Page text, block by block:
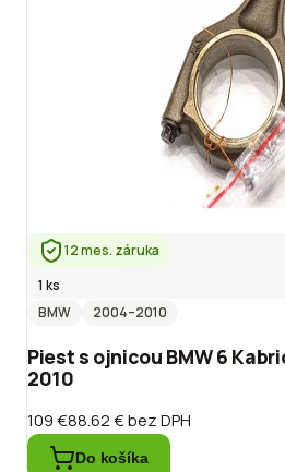
12 mes. záruka
1 ks
BMW
2004–2010
Piest s ojnicou BMW 6
2010
109 €88.62 €bez DPH
Do košíka